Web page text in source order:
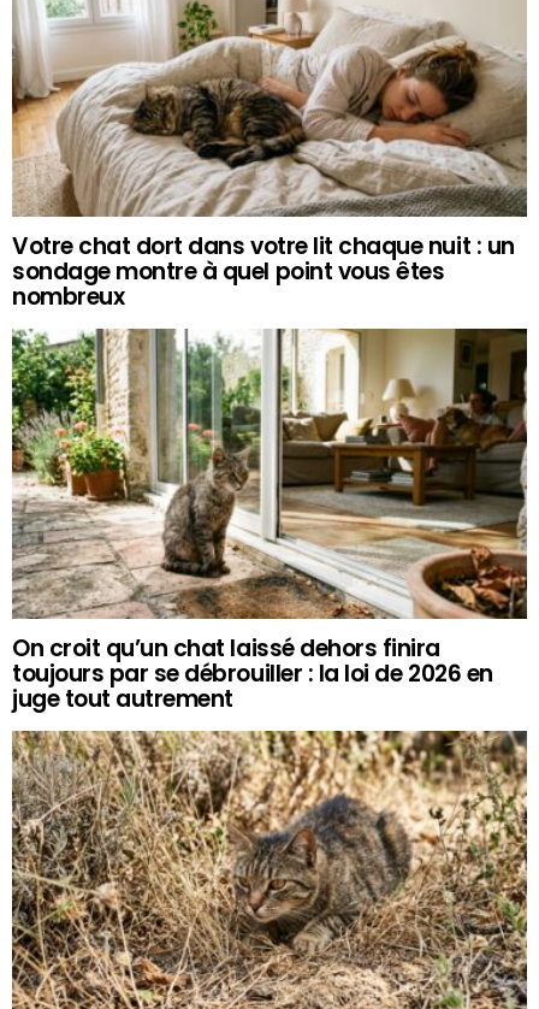
Votre chat dort dans votre lit chaque nuit : un
sondage montre à quel point vous êtes
nombreux
On croit qu’un chat laissé dehors finira
toujours par se débrouiller : la loi de 2026 en
juge tout autrement